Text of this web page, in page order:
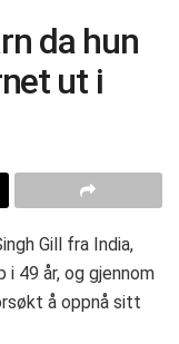
da hun
ut i
Gill fra India,
49 år, og gjennom
å oppnå sitt